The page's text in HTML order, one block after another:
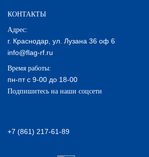
КОНТАКТЫ
Адрес:
г. Краснодар, ул. Лузана 36 оф 6
info@flag-rf.ru
Время работы:
пн-пт с 9-00 до 18-00
Подпишитесь на наши соцсети
+7 (861) 217-61-89